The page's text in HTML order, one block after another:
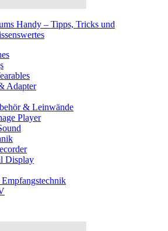
Handy – Tipps, Tricks und
Adapter
& Leinwände
Player
Display